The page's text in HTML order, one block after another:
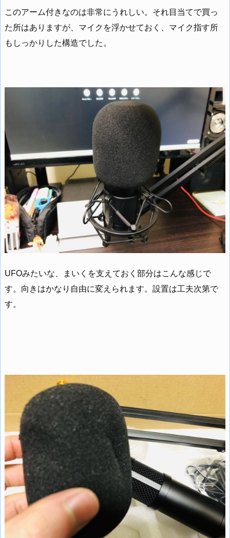
このアーム付きなのは非常にうれしい。それ目当てで買っ
た所はありますが、マイクを浮かせておく、マイク指す所
もしっかりした構造でした。
UFOみたいな、まいくを支えておく部分はこんな感じで
す。向きはかなり自由に変えられます。設置は工夫次第で
す。